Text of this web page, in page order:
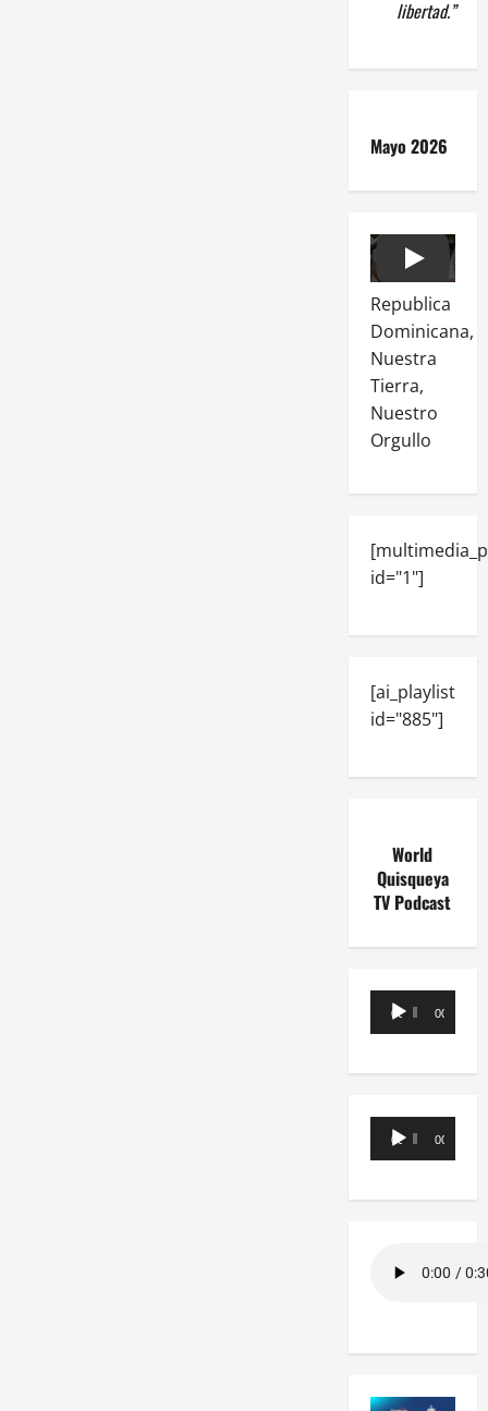
libertad.”
Mayo 2026
Play
Republica
Dominicana,
Nuestra
Tierra,
Nuestro
Orgullo
id="1"]
[ai_playlist
id="885"]
World
Quisqueya
TV Podcast
Reproductor
de
00:00 00:00
Reproductor
de
00:00 00:00